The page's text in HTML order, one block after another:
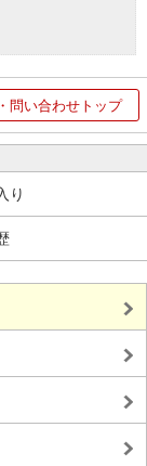
問い合わせトップ
り